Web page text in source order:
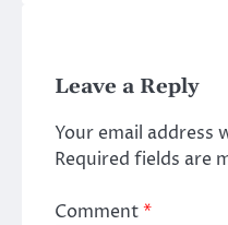
Leave a Reply
Your email address
Required fields are
Comment*